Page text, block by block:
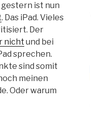
ist nun
. Das iPad. Vieles
Der
nicht und bei
sprechen.
sind somit
meinen
Oder warum